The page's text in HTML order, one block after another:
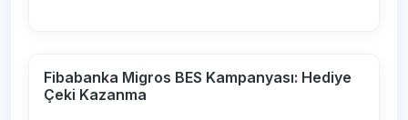
Fibabanka Migros BES Kampanyası: Hediye
Çeki Kazanma